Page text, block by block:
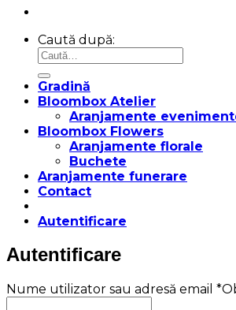
Caută după:
Gradină
Bloombox Atelier
Aranjamente
Bloombox Flowers
Aranjamente florale
Buchete
Aranjamente funerare
Contact
Autentificare
Autentificare
Nume utilizator sau adresă email *